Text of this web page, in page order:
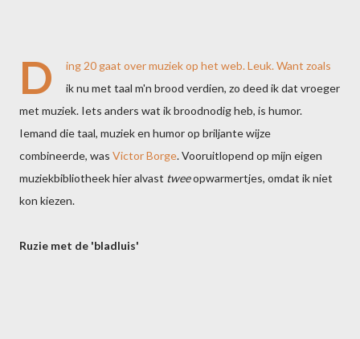
D
ing 20 gaat over muziek op het web. Leuk. Want zoals
ik nu met taal m'n brood verdien, zo deed ik dat vroeger
met muziek. Iets anders wat ik broodnodig heb, is humor.
Iemand die taal, muziek en humor op briljante wijze
combineerde, was Victor Borge. Vooruitlopend op mijn eigen
muziekbibliotheek hier alvast tweeopwarmertjes, omdat ik niet
kon kiezen.
Ruzie met de 'bladluis'